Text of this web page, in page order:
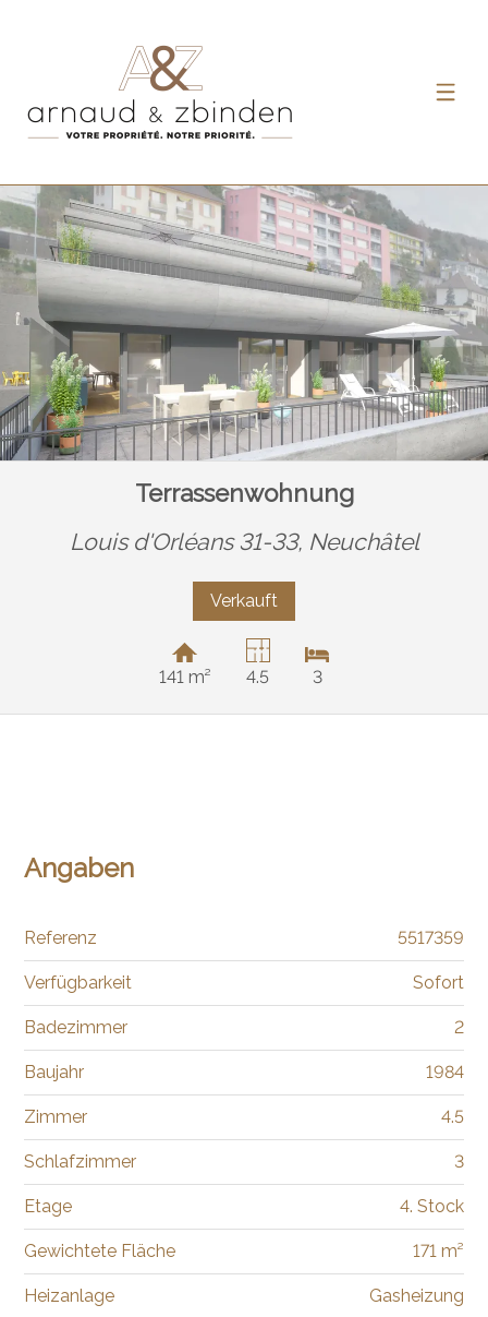
Terrassenwohnung
Louis d'Orléans 31-33, Neuchâtel
Verkauft
141 m² 4.5 3
Angaben
Referenz 5517359
Verfügbarkeit Sofort
Badezimmer 2
Baujahr 1984
Zimmer 4.5
Schlafzimmer 3
Etage 4. Stock
Gewichtete Fläche 171 m²
Heizanlage Gasheizung